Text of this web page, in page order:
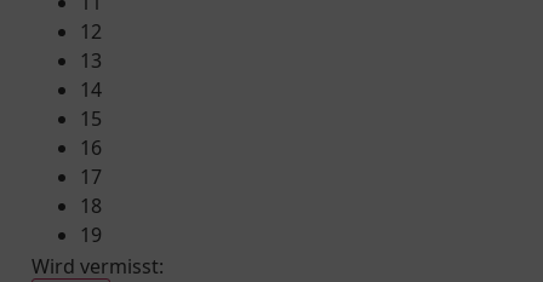
12
13
14
15
16
17
18
19
Wird vermisst: